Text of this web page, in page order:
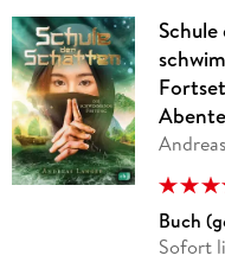
Buch
Sofort